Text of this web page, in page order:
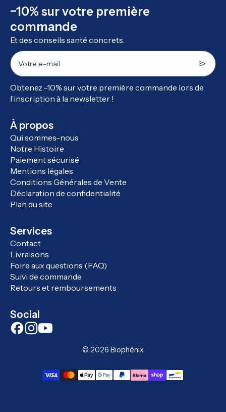
−10% sur votre première
commande
Et des conseils santé concrets.
Votre e-mail
Obtenez -10% sur votre première commande lors de
l’inscription à la newsletter !
À propos
Qui sommes-nous
Notre Histoire
Paiement sécurisé
Mentions légales
Conditions Générales de Vente
Déclaration de confidentialité
Plan du site
Services
Contact
Livraisons
Foire aux questions (FAQ)
Suivi de commande
Retours et remboursements
Social
© 2026 Biophénix